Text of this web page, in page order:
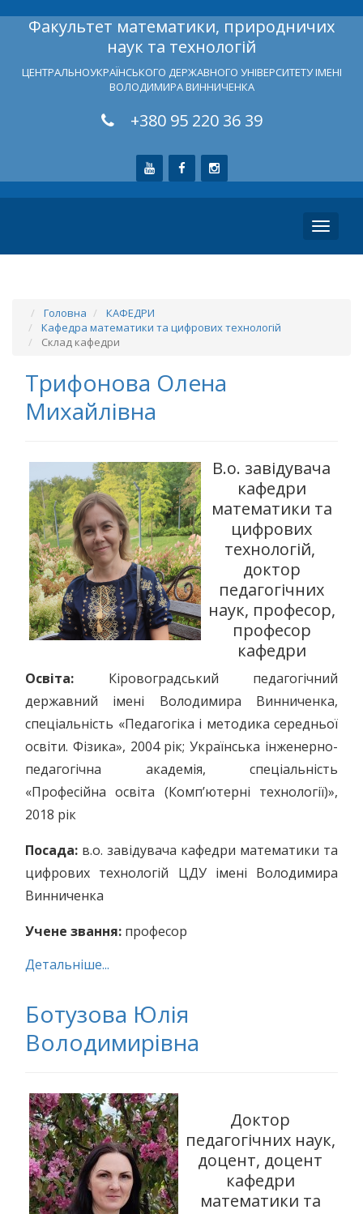
Факультет математики, природничих
наук та технологій
ЦЕНТРАЛЬНОУКРАЇНСЬКОГО ДЕРЖАВНОГО УНІВЕРСИТЕТУ ІМЕНІ
ВОЛОДИМИРА ВИННИЧЕНКА
+380 95 220 36 39
Toggle
Головна
КАФЕДРИ
Кафедра математики та цифрових технологій
Склад кафедри
Трифонова Олена
Михайлівна
В.о. завідувача
кафедри
математики та
цифрових
технологій,
доктор
педагогічних
наук, професор,
професор
кафедри
Освіта: Кіровоградський педагогічний
державний імені Володимира Винниченка,
спеціальність «Педагогіка і методика середньої
освіти. Фізика», 2004 рік; Українська інженерно-
педагогічна академія, спеціальність
«Професійна освіта (Комп’ютерні технології)»,
2018 рік
Посада: в.о. завідувача кафедри математики та
цифрових технологій ЦДУ імені Володимира
Винниченка
Учене звання: професор
Детальніше...
Ботузова Юлія
Володимирівна
Доктор
педагогічних наук,
доцент, доцент
кафедри
математики та